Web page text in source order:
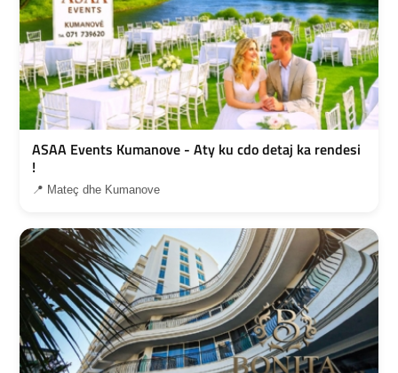
ASAA Events Kumanove - Aty ku cdo detaj ka rendesi
!
📍 Mateç dhe Kumanove